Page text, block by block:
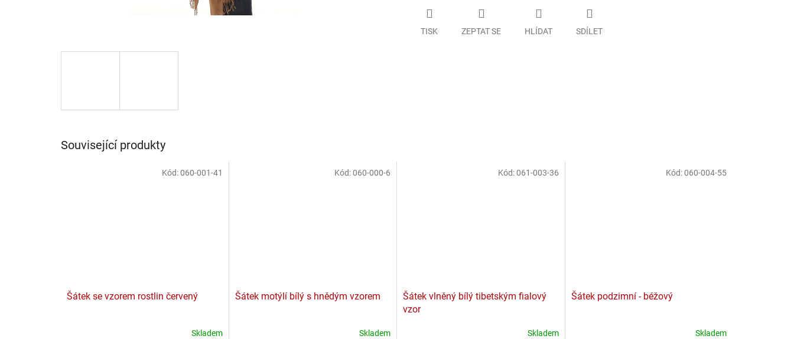
TISK ZEPTAT SE HLÍDAT SDÍLET
Související produkty
Šátek se vzorem rostlin červený
Skladem
Kód:060-001-41
Šátek motýlí bílý s hnědým vzorem
Skladem
Kód:060-000-6
Šátek vlněný bílý tibetským fialový
vzor
Skladem
Kód:061-003-36
Šátek podzimní - béžový
Skladem
Kód:060-004-55